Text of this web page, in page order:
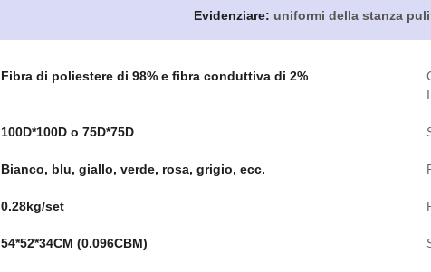
Evidenziare: uniformi della stanza
Fibra di poliestere di 98% e fibra conduttiva di 2%
100D*100D o 75D*75D
Bianco, blu, giallo, verde, rosa, grigio, ecc.
0.28kg/set
54*52*34CM (0.096CBM)